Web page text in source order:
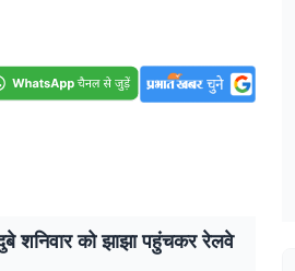
शनिवार को झाझा पहुंचकर रेलवे